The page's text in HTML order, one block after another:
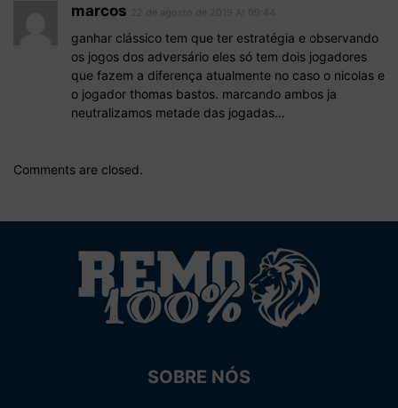
marcos
ganhar clássico tem que ter estratégia e observando
os jogos dos adversário eles só tem dois jogadores
que fazem a diferença atualmente no caso o nicolas e
o jogador thomas bastos. marcando ambos ja
neutralizamos metade das jogadas…
Comments are closed.
SOBRE NÓS